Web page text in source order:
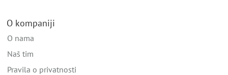
O kompaniji
O nama
Naš tim
Pravila o privatnosti